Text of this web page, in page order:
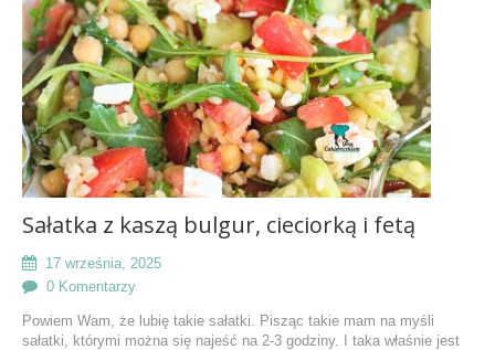
Sałatka z kaszą bulgur, cieciorką i fetą
17 września, 2025
0 Komentarzy
Powiem Wam, że lubię takie sałatki. Pisząc takie mam na myśli
sałatki, którymi można się najeść na 2-3 godziny. I taka właśnie jest